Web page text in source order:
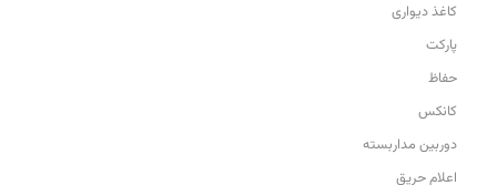
کاغذ دیواری
پارکت
حفاظ
کانکس
دوربین مداربسته
اعلام حریق